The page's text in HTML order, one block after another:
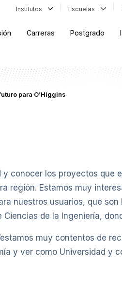
Institutos Escuelas
Carreras Postgrado
para O’Higgins
conocer los proyectos que
región. Estamos muy
nuestros usuarios, que
de la Ingeniería,
muy contentos de
y ver como Universidad y